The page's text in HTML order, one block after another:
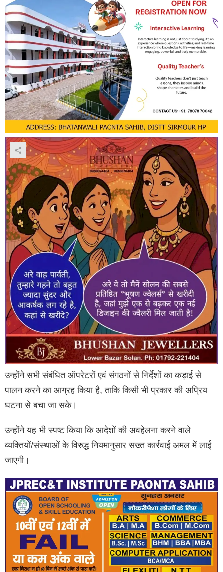
उन्होंने सभी संबंधित ऑपरेटरों एवं संगठनों से निर्देशों का कड़ाई से
पालन करने का आग्रह किया है, ताकि किसी भी प्रकार की अप्रिय
घटना से बचा जा सके।
उन्होंने यह भी स्पष्ट किया कि आदेशों की अवहेलना करने वाले
व्यक्तियों/संस्थाओं के विरुद्ध नियमानुसार सख्त कार्रवाई अमल में लाई
जाएगी।